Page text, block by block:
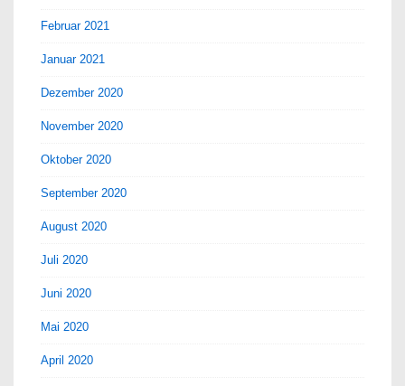
Februar 2021
Januar 2021
Dezember 2020
November 2020
Oktober 2020
September 2020
August 2020
Juli 2020
Juni 2020
Mai 2020
April 2020